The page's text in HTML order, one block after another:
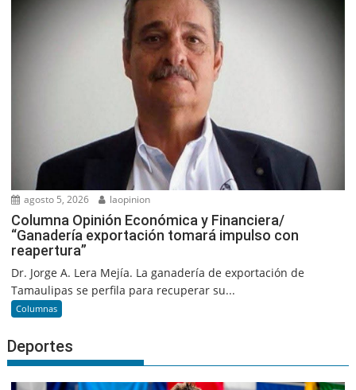
agosto 5, 2026 laopinion
Columna Opinión Económica y Financiera/
“Ganadería exportación tomará impulso con
reapertura”
Dr. Jorge A. Lera Mejía. La ganadería de exportación de
Tamaulipas se perfila para recuperar su...
Columnas
Deportes